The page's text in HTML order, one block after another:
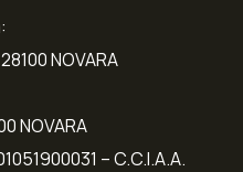
NOVARA
NOVARA
– C.C.I.A.A.